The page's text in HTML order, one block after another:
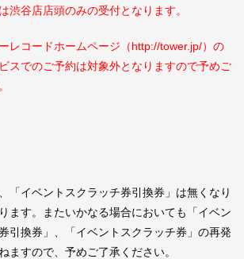
渋谷店店頭のみの受付となります。
レコードホームページ（http://tower.jp/）の
スでのご予約は対象外となりますので予めご
「イベントスクラッチ券引換券」は無くなり
ます。またいかなる場合においても「イベン
引換券」、「イベントスクラッチ券」の再発
ますので、予めご了承ください。